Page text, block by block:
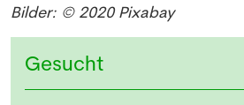
Bilder: © 2020 Pixabay
Gesucht